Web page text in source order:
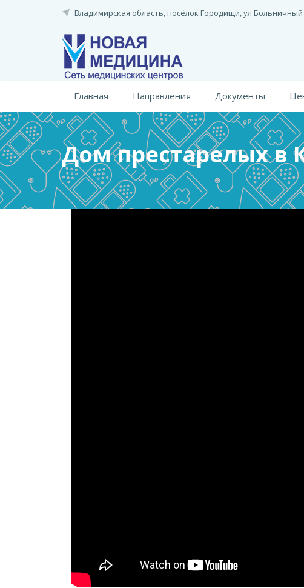
Владимирская область, посёлок Городищи,ул Больничный
Главная Направления Документы
Дом престарелых в